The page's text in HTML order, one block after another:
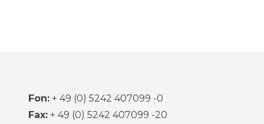
Fon: + 49 (0) 5242 407099 -0
Fax: + 49 (0) 5242 407099 -20